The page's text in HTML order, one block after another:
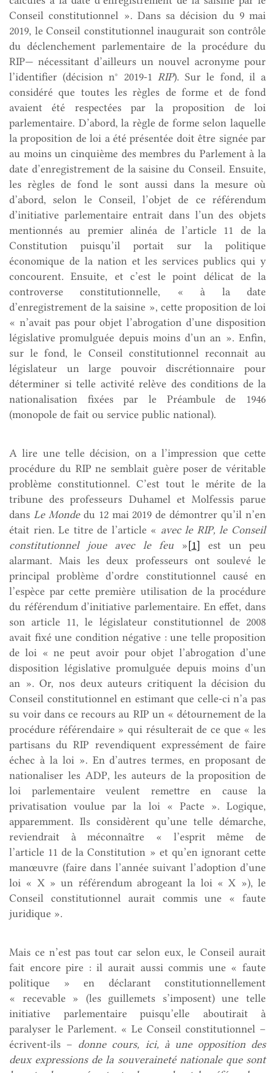
Conseil constitutionnel ». Dans sa décision du 9 mai
2019, le Conseil constitutionnel inaugurait son contrôle
du déclenchement parlementaire de la procédure du
RIP— nécessitant d’ailleurs un nouvel acronyme pour
l’identifier (décision n° 2019-1
RIP). Sur le fond, il a
considéré que toutes les règles de forme et de fond
avaient été respectées par la proposition de loi
parlementaire. D’abord, la règle de forme selon laquelle
la proposition de loi a été présentée doit être signée par
au moins un cinquième des membres du Parlement à la
date d’enregistrement de la saisine du Conseil. Ensuite,
les règles de fond le sont aussi dans la mesure où
d’abord, selon le Conseil, l’objet de ce référendum
d’initiative parlementaire entrait dans l’un des objets
mentionnés au premier alinéa de l’article 11 de la
Constitution puisqu’il portait sur la politique
économique de la nation et les services publics qui y
concourent. Ensuite, et c’est le point délicat de la
controverse constitutionnelle, « à la date
d’enregistrement de la saisine », cette proposition de loi
« n’avait pas pour objet l’abrogation d’une disposition
législative promulguée depuis moins d’un an ». Enfin,
sur le fond, le Conseil constitutionnel reconnait au
législateur un large pouvoir discrétionnaire pour
déterminer si telle activité relève des conditions de la
nationalisation fixées par le Préambule de 1946
(monopole de fait ou service public national).
A lire une telle décision, on a l’impression que cette
procédure du RIP ne semblait guère poser de véritable
problème constitutionnel. C’est tout le mérite de la
tribune des professeurs Duhamel et Molfessis parue
dans Le Monde du 12 mai 2019 de démontrer qu’il n’en
était rien. Le titre de l’article « avec le RIP, le Conseil
constitutionnel joue avec le feu »[1] est un peu
alarmant. Mais les deux professeurs ont soulevé le
principal problème d’ordre constitutionnel causé en
l’espèce par cette première utilisation de la procédure
du référendum d’initiative parlementaire. En effet, dans
son article 11, le législateur constitutionnel de 2008
avait fixé une condition négative : une telle proposition
de loi « ne peut avoir pour objet l’abrogation d’une
disposition législative promulguée depuis moins d’un
an ». Or, nos deux auteurs critiquent la décision du
Conseil constitutionnel en estimant que celle-ci n’a pas
su voir dans ce recours au RIP un « détournement de la
procédure référendaire » qui résulterait de ce que « les
partisans du RIP revendiquent expressément de faire
échec à la loi ». En d’autres termes, en proposant de
nationaliser les ADP, les auteurs de la proposition de
loi parlementaire veulent remettre en cause la
privatisation voulue par la loi « Pacte ». Logique,
apparemment. Ils considèrent qu’une telle démarche,
reviendrait à méconnaître « l’esprit même de
l’article 11 de la Constitution » et qu’en ignorant cette
manœuvre (faire dans l’année suivant l’adoption d’une
loi « X » un référendum abrogeant la loi « X »), le
Conseil constitutionnel aurait commis une « faute
juridique ».
Mais ce n’est pas tout car selon eux, le Conseil aurait
fait encore pire : il aurait aussi commis une « faute
politique » en déclarant constitutionnellement
« recevable » (les guillemets s’imposent) une telle
initiative parlementaire puisqu’elle aboutirait à
paralyser le Parlement. « Le Conseil constitutionnel –
écrivent-ils – donne cours, ici, à une opposition des
deux expressions de la souveraineté nationale que sont